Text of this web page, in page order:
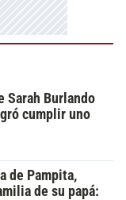
Sarah Burlando
cumplir uno
de Pampita,
de su papá: